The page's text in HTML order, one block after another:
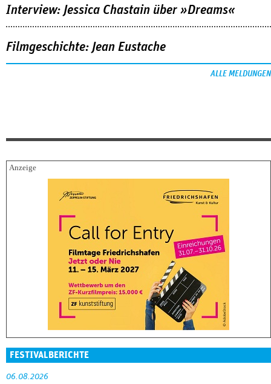
Interview: Jessica Chastain über »Dreams«
Filmgeschichte: Jean Eustache
ALLE MELDUNGEN
FESTIVALBERICHTE
06.08.2026